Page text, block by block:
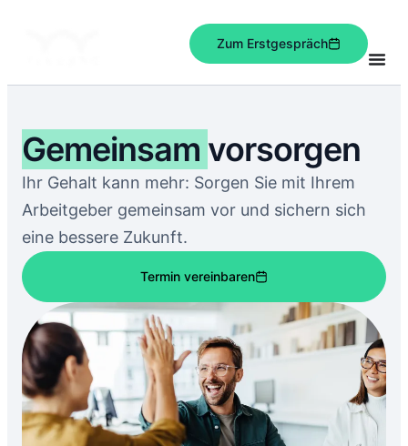
Zum Erstgespräch
Gemeinsam vorsorgen
Ihr Gehalt kann mehr: Sorgen Sie mit Ihrem
Arbeitgeber gemeinsam vor und sichern sich
eine bessere Zukunft.
Termin vereinbaren